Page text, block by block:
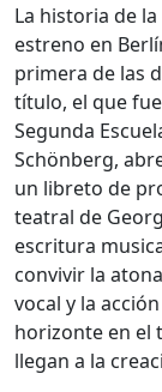
La historia de
estreno en
primera de las
título, el que
Segunda
Schönberg,
un libreto de
teatral de
escritura
convivir la
vocal y la
horizonte en el
llegan a la